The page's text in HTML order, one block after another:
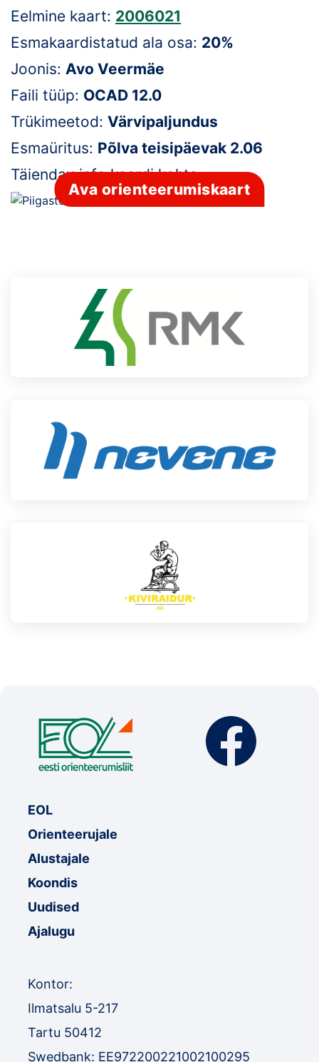
Tule klubisse!
Tulemused
Dokumendid
Klubid
Püsirajad
OTSI
Eelmine kaart: 2006021
Esmakaardistatud ala osa: 20%
Joonis: Avo Veermäe
Faili tüüp: OCAD 12.0
Trükimeetod: Värvipaljundus
Esmaüritus: Põlva teisipäevak 2.06
Täiendav info kaardi kohta:-
Ava orienteerumiskaart
EOL
Orienteerujale
Alustajale
Koondis
Uudised
Ajalugu
Kontor:
Ilmatsalu 5-217
Tartu 50412
Swedbank: EE972200221002100295